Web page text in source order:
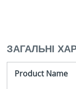
ЗАГАЛЬНІ
Product Name